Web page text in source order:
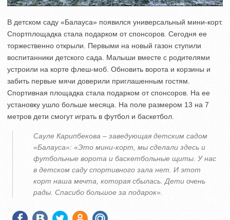
В детском саду «Балауса» появился универсальный мини-корт.
Спортплощадка стала подарком от спонсоров. Сегодня ее
торжественно открыли. Первыми на новый газон ступили
воспитанники детского сада. Малыши вместе с родителями
устроили на корте флеш-моб. Обновить ворота и корзины и
забить первые мячи доверили приглашенным гостям.
Спортивная площадка стала подарком от спонсоров. На ее
установку ушло больше месяца. На поле размером 13 на 7
метров дети смогут играть в футбол и баскетбол.
Сауле Карипбекова – заведующая детским садом
«Балауса»: «Это мини-корт, мы сделали здесь и
футбольные ворота и баскетбольные щиты. У нас
в детском саду спортивного зала нет. И этот
корт наша мечта, которая сбылась. Дети очень
рады. Спасибо большое за подарок».